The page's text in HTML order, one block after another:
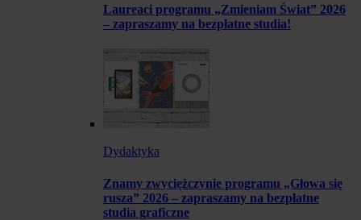
Laureaci programu „Zmieniam Świat” 2026
– zapraszamy na bezpłatne studia!
Dydaktyka
Znamy zwyciężczynie programu „Głowa się
rusza” 2026 – zapraszamy na bezpłatne
studia graficzne